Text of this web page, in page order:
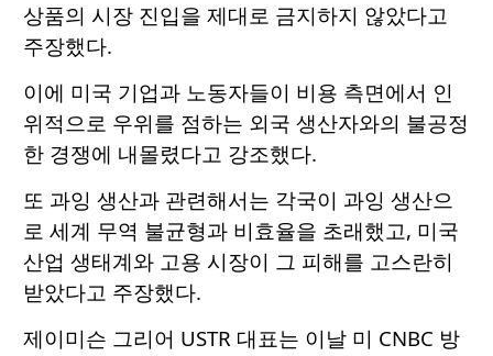
상품의 시장 진입을 제대로 금지하지 않았다고
주장했다.
이에 미국 기업과 노동자들이 비용 측면에서 인
위적으로 우위를 점하는 외국 생산자와의 불공정
한 경쟁에 내몰렸다고 강조했다.
또 과잉 생산과 관련해서는 각국이 과잉 생산으
로 세계 무역 불균형과 비효율을 초래했고, 미국
산업 생태계와 고용 시장이 그 피해를 고스란히
받았다고 주장했다.
제이미슨 그리어 USTR 대표는 이날 미 CNBC 방